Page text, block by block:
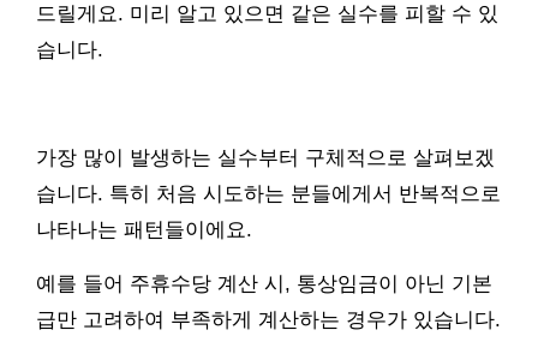
드릴게요. 미리 알고 있으면 같은 실수를 피할 수 있
습니다.
가장 많이 발생하는 실수부터 구체적으로 살펴보겠
습니다. 특히 처음 시도하는 분들에게서 반복적으로
나타나는 패턴들이에요.
예를 들어 주휴수당 계산 시, 통상임금이 아닌 기본
급만 고려하여 부족하게 계산하는 경우가 있습니다.